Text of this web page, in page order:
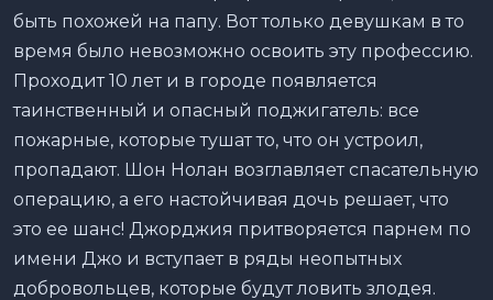
быть похожей на папу. Вот только девушкам в то
время было невозможно освоить эту профессию.
Проходит 10 лет и в городе появляется
таинственный и опасный поджигатель: все
пожарные, которые тушат то, что он устроил,
пропадают. Шон Нолан возглавляет спасательную
операцию, а его настойчивая дочь решает, что
это ее шанс! Джорджия притворяется парнем по
имени Джо и вступает в ряды неопытных
добровольцев, которые будут ловить злодея.